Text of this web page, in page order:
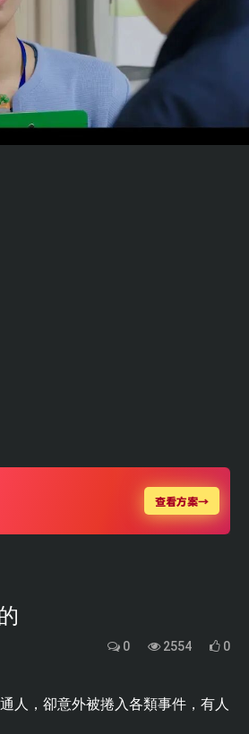
0 2554 0
人，卻意外被捲入各類事件，有人